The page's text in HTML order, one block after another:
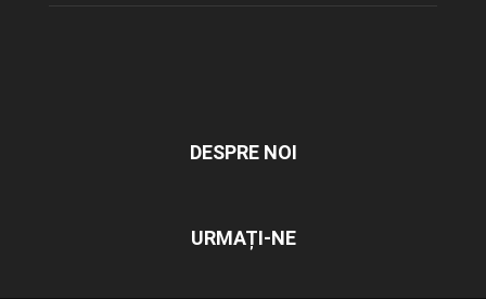
DESPRE NOI
URMAȚI-NE